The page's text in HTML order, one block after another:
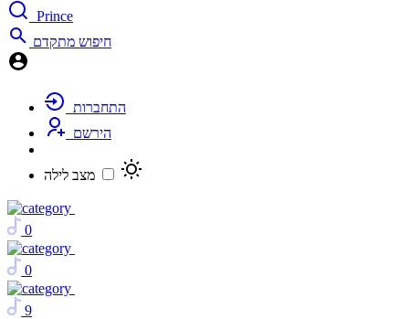
Prince
חיפוש מתקדם
התחברות
הירשם
מצב לילה
0
0
9